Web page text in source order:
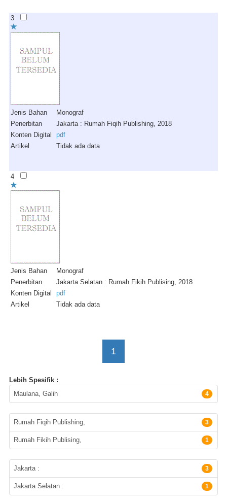
3
Jenis Bahan
Monograf
Penerbitan
Jakarta : Rumah Fiqih Publishing, 2018
Konten Digital
pdf
Artikel
Tidak ada data
4
Jenis Bahan
Monograf
Penerbitan
Jakarta Selatan : Rumah Fikih Publising, 2018
Konten Digital
pdf
Artikel
Tidak ada data
1
Lebih Spesifik :
Pengarang
Maulana, Galih 4
Penerbit
Rumah Fiqih Publishing, 3
Rumah Fikih Publising, 1
Lokasi Terbitan
Jakarta : 3
Jakarta Selatan : 1